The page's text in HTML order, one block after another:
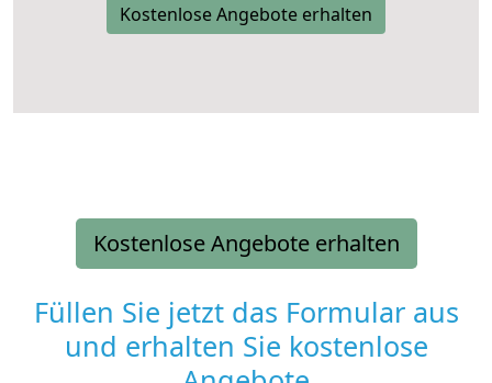
Kostenlose Angebote erhalten
Kostenlose Angebote erhalten
Füllen Sie jetzt das Formular aus
und erhalten Sie kostenlose